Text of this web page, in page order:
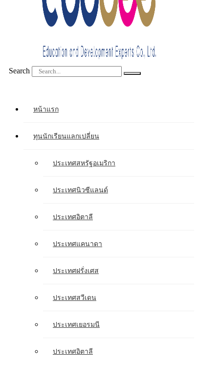
Search
หน้าแรก
ทุนนักเรียนแลกเปลี่ยน
ประเทศสหรัฐอเมริกา
ประเทศนิวซีแลนด์
ประเทศอิตาลี
ประเทศแคนาดา
ประเทศฝรั่งเศส
ประเทศสวีเดน
ประเทศเยอรมนี
ประเทศอิตาลี